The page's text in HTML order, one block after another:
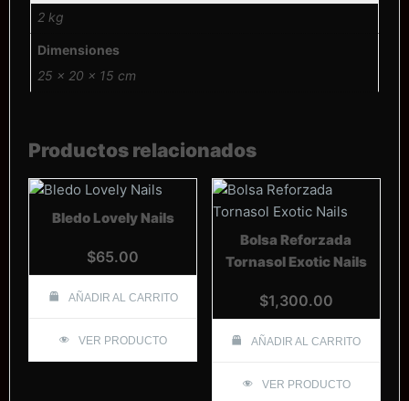
2 kg
Dimensiones
25 × 20 × 15 cm
Productos relacionados
Bledo Lovely Nails
$65.00
AÑADIR AL CARRITO
VER PRODUCTO
Bolsa Reforzada
Tornasol Exotic Nails
$1,300.00
AÑADIR AL CARRITO
VER PRODUCTO